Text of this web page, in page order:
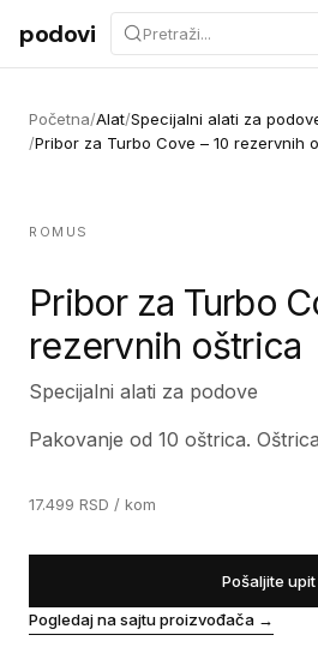
Preskoči na sadržaj
podovi
Početna/Alat/Specijalni alati za
/Pribor za Turbo Cove – 10 rezervnih
ROMUS
Pribor za Turbo
rezervnih oštrica
Specijalni alati za podove
Pakovanje od 10 oštrica.
17.499 RSD / kom
Pošaljite upit
Pogledaj na sajtu proizvođača →